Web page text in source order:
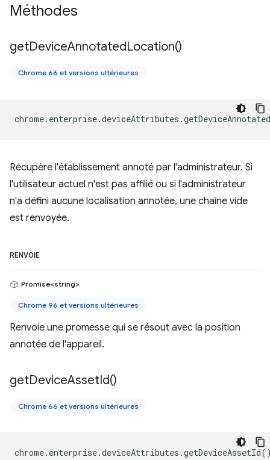
Méthodes
getDeviceAnnotatedLocation()
Chrome 66 et versions ultérieures
chrome. enterprise.deviceAttributes .
Récupère l'établissement annoté par l'administrateur. Si
l'utilisateur actuel n'est pas affilié ou si l'administrateur
n'a défini aucune localisation annotée, une chaîne vide
est renvoyée.
RENVOIE
Promise<string>
Chrome 96 et versions ultérieures
Renvoie une promesse qui se résout avec la position
annotée de l'appareil.
getDeviceAssetId()
Chrome 66 et versions ultérieures
chrome. enterprise.deviceAttributes .getDeviceAssetId